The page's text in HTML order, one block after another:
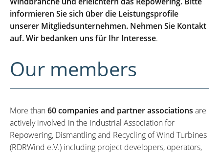
informieren Sie sich über die Leistungsprofile
unserer Mitgliedsunternehmen. Nehmen Sie Kontakt
auf. Wir bedanken uns für Ihr Interesse.
Our members
More than60 companies and partner associations are
actively involved in the Industrial Association for
Repowering, Dismantling and Recycling of Wind Turbines
(RDRWind e.V.) including project developers, operators,